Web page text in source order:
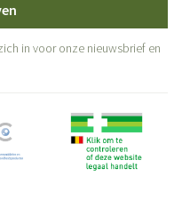
in voor onze nieuwsbrief en